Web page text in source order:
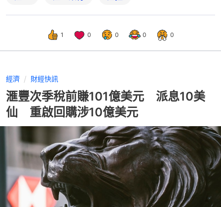
1 0 0 0 0
經濟 財經快訊
滙豐次季稅前賺101億美元 派息10美
仙 重啟回購涉10億美元